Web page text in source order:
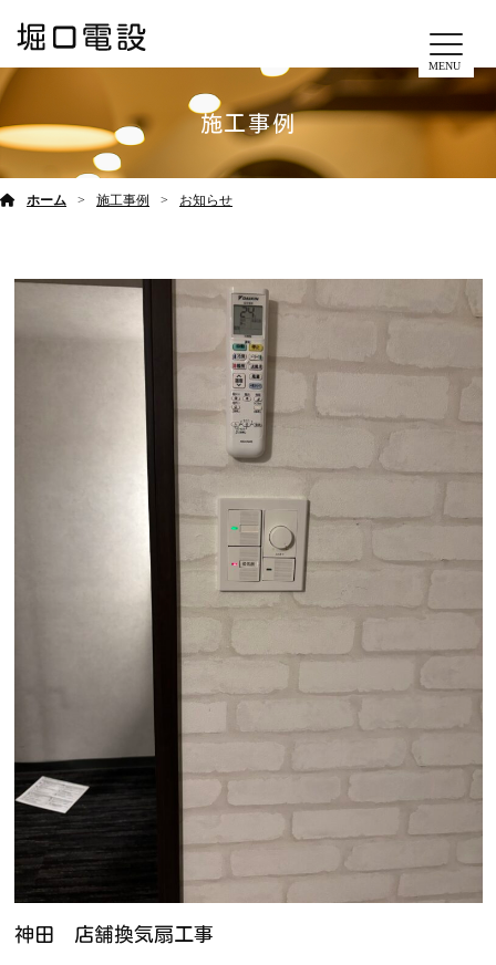
MENU
施工事例
ホーム 施工事例 お知らせ
神田 店舗換気扇工事